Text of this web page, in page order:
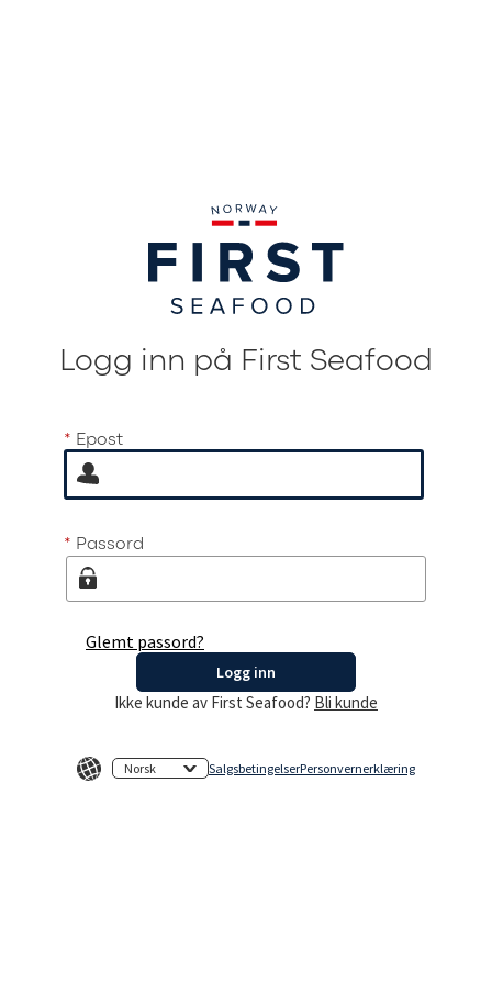
Logg inn på First Seafood
* Epost
* Passord
Glemt passord?
Logg inn
Ikke kunde av First Seafood? Bli kunde
Norsk SalgsbetingelserPersonvernerklæring